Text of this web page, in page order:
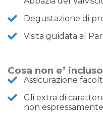
Degustazione di
Visita guidata al
Cosa non e’
Assicurazione
Gli extra di
non